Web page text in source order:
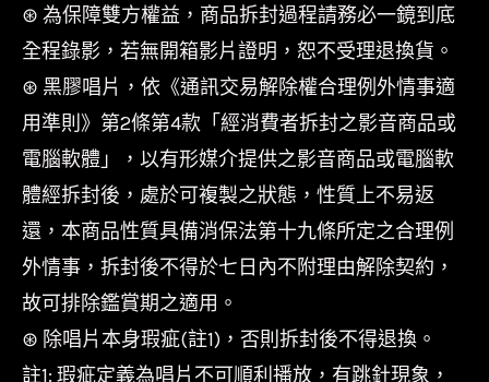
⊛ 為保障雙方權益，商品拆封過程請務必一鏡到底
全程錄影，若無開箱影片證明，恕不受理退換貨。
⊛ 黑膠唱片，依《通訊交易解除權合理例外情事適
用準則》第2條第4款「經消費者拆封之影音商品或
電腦軟體」，以有形媒介提供之影音商品或電腦軟
體經拆封後，處於可複製之狀態，性質上不易返
還，本商品性質具備消保法第十九條所定之合理例
外情事，拆封後不得於七日內不附理由解除契約，
故可排除鑑賞期之適用。
⊛ 除唱片本身瑕疵(註1)，否則拆封後不得退換。
註1: 瑕疵定義為唱片不可順利播放，有跳針現象，